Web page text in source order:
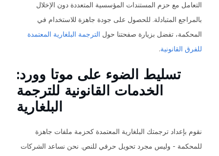
التعامل مع حزم المستندات المؤسسية المتعددة دون الإخلال
بالمراجع المتبادلة. للحصول على جودة جاهزة للاستخدام في
المحكمة، تفضل بزيارة صفحتنا حول الترجمة البلغارية المعتمدة
للفرق القانونية.
تسليط الضوء على موتا وورد:
الخدمات القانونية للترجمة
البلغارية
نقوم بإعداد ترجمتك البلغارية المعتمدة كحزمة ملفات جاهزة
للمحكمة - وليس مجرد تحويل حرفي للنص. نحن نساعد الشركات